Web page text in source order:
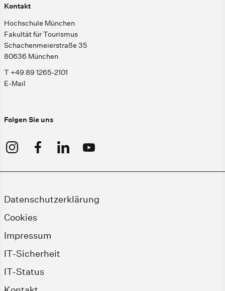
Kontakt
Hochschule München
Fakultät für Tourismus
Schachenmeierstraße 35
80636 München
T +49 89 1265-2101
E-Mail
Folgen Sie uns
Datenschutzerklärung
Cookies
Impressum
IT-Sicherheit
IT-Status